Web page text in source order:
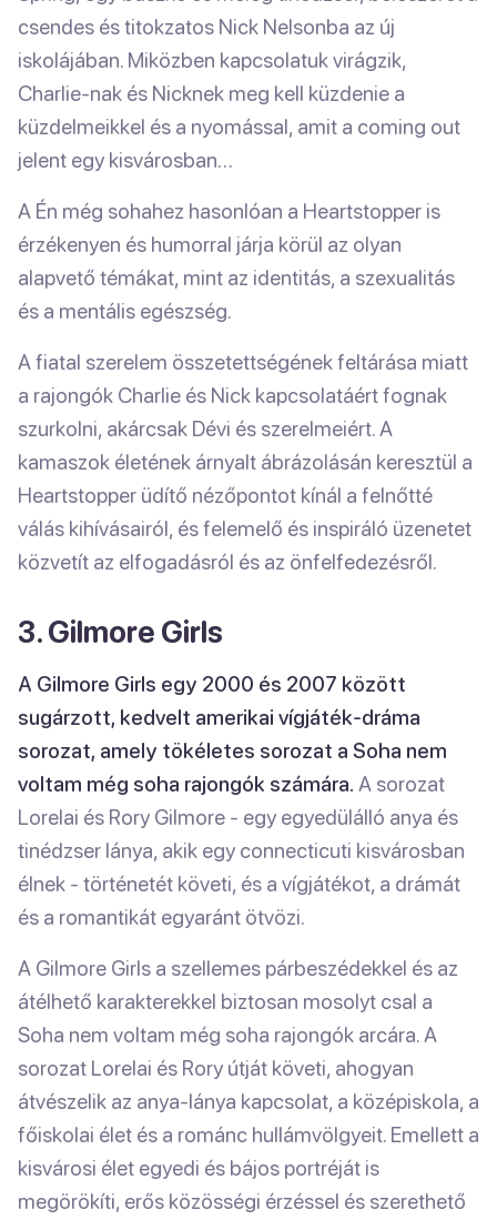
csendes és titokzatos Nick Nelsonba az új
iskolájában. Miközben kapcsolatuk virágzik,
Charlie-nak és Nicknek meg kell küzdenie a
küzdelmeikkel és a nyomással, amit a coming out
jelent egy kisvárosban…
A Én még sohahez hasonlóan a Heartstopper is
érzékenyen és humorral járja körül az olyan
alapvető témákat, mint az identitás, a szexualitás
és a mentális egészség.
A fiatal szerelem összetettségének feltárása miatt
a rajongók Charlie és Nick kapcsolatáért fognak
szurkolni, akárcsak Dévi és szerelmeiért. A
kamaszok életének árnyalt ábrázolásán keresztül a
Heartstopper üdítő nézőpontot kínál a felnőtté
válás kihívásairól, és felemelő és inspiráló üzenetet
közvetít az elfogadásról és az önfelfedezésről.
3. Gilmore Girls
A Gilmore Girls egy 2000 és 2007 között
sugárzott, kedvelt amerikai vígjáték-dráma
sorozat, amely tökéletes sorozat a Soha nem
voltam még soha rajongók számára. A sorozat
Lorelai és Rory Gilmore - egy egyedülálló anya és
tinédzser lánya, akik egy connecticuti kisvárosban
élnek - történetét követi, és a vígjátékot, a drámát
és a romantikát egyaránt ötvözi.
A Gilmore Girls a szellemes párbeszédekkel és az
átélhető karakterekkel biztosan mosolyt csal a
Soha nem voltam még soha rajongók arcára. A
sorozat Lorelai és Rory útját követi, ahogyan
átvészelik az anya-lánya kapcsolat, a középiskola, a
főiskolai élet és a románc hullámvölgyeit. Emellett a
kisvárosi élet egyedi és bájos portréját is
megörökíti, erős közösségi érzéssel és szerethető